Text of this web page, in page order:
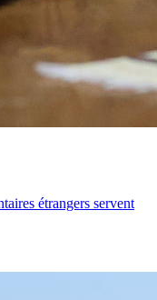
étrangers servent